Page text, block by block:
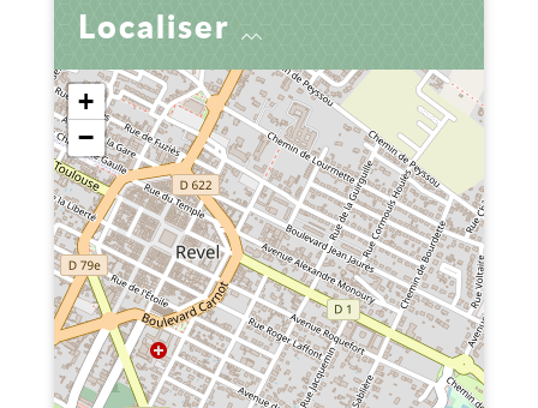
Localiser
+
−